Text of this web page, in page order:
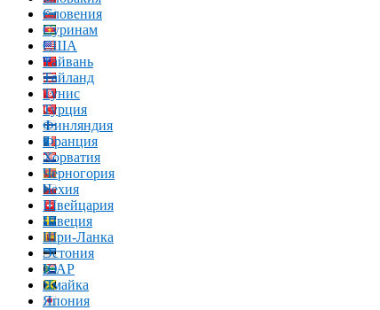
Словения
Суринам
США
Тайвань
Тайланд
Тунис
Турция
Финляндия
Франция
Хорватия
Черногория
Чехия
Швейцария
Швеция
Шри-Ланка
Эстония
ЮАР
Ямайка
Япония